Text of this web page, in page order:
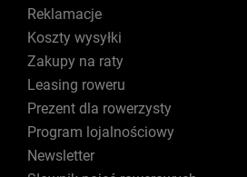
Reklamacje
Koszty wysyłki
Zakupy na raty
Leasing roweru
Prezent dla rowerzysty
Program lojalnościowy
Newsletter